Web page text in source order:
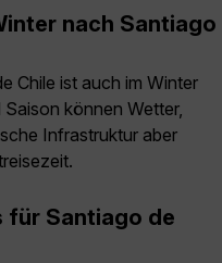
nach Santiago
Chile ist auch im Winter
können Wetter,
Infrastruktur aber
für Santiago de